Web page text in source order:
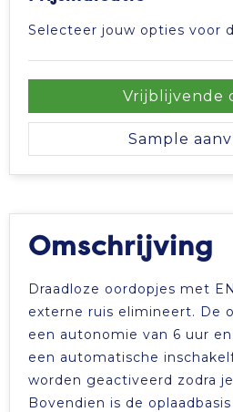
Tablettassen
Toilettassen
Waterbestendige tassen
Aktetassen
Selecteer jouw opties voor
Vrijblijvende
Sample
Omschrijving
Draadloze oordopjes met
externe ruis elimineert. De
een autonomie van 6 uur
een automatische
worden geactiveerd zodra
Bovendien is de